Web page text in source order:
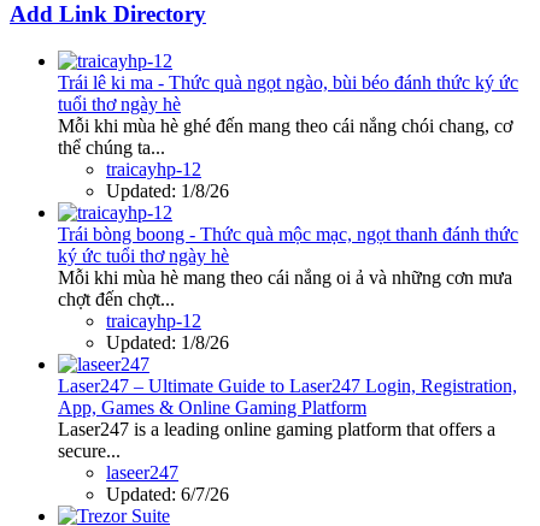
Add Link Directory
Trái lê ki ma - Thức quà ngọt ngào, bùi béo đánh thức ký ức
tuổi thơ ngày hè
Mỗi khi mùa hè ghé đến mang theo cái nắng chói chang, cơ
thể chúng ta...
traicayhp-12
Updated: 1/8/26
Trái bòng boong - Thức quà mộc mạc, ngọt thanh đánh thức
ký ức tuổi thơ ngày hè
Mỗi khi mùa hè mang theo cái nắng oi ả và những cơn mưa
chợt đến chợt...
traicayhp-12
Updated: 1/8/26
Laser247 – Ultimate Guide to Laser247 Login, Registration,
App, Games & Online Gaming Platform
Laser247 is a leading online gaming platform that offers a
secure...
laseer247
Updated: 6/7/26